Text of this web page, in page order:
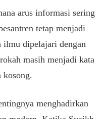
arus informasi sering
tetap menjadi
ilmu dipelajari dengan
masih menjadi kata
kosong.
menghadirkan